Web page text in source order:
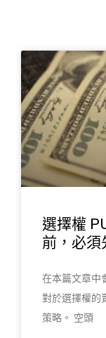
選擇權
前，必須
在本篇文章中
對於選擇權的
策略。 空頭